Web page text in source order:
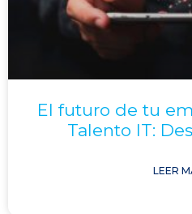
El futuro de tu
Talento IT:
LEER